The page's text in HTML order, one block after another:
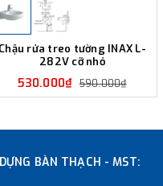
Chậu rửa treo tường INAX L-
282V cỡ nhỏ
530.000₫ 590.000₫
BÀN THẠCH - MST: